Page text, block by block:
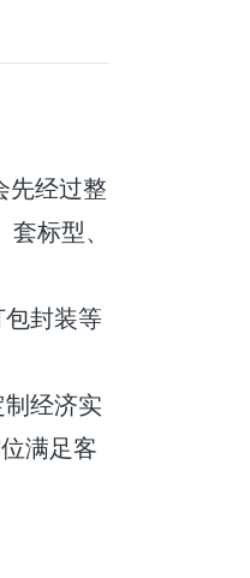
先经过整
标型、
封装等
经济实
满足客